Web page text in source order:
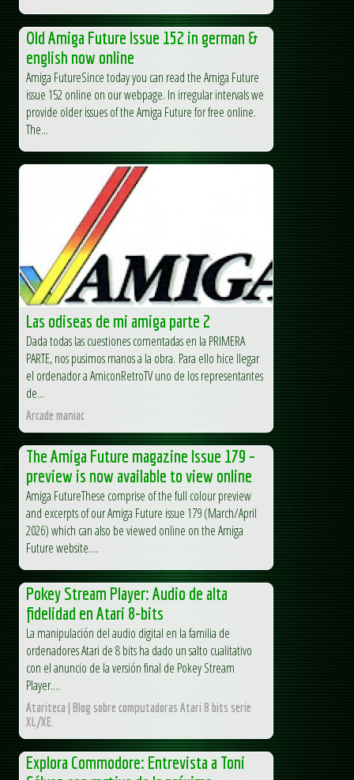
Old Amiga Future Issue 152 in german &
english now online
Amiga FutureSince today you can read the Amiga Future
issue 152 online on our webpage. In irregular intervals we
provide older issues of the Amiga Future for free online.
The...
Las odiseas de mi amiga parte 2
Dada todas las cuestiones comentadas en la PRIMERA
PARTE, nos pusimos manos a la obra. Para ello hice llegar
el ordenador a AmiconRetroTV uno de los representantes
de...
Arcade maniac
The Amiga Future magazine Issue 179 –
preview is now available to view online
Amiga FutureThese comprise of the full colour preview
and excerpts of our Amiga Future issue 179 (March/April
2026) which can also be viewed online on the Amiga
Future website....
Pokey Stream Player: Audio de alta
fidelidad en Atari 8-bits
La manipulación del audio digital en la familia de
ordenadores Atari de 8 bits ha dado un salto cualitativo
con el anuncio de la versión final de Pokey Stream
Player....
Atariteca | Blog sobre computadoras Atari 8 bits serie
XL/XE.
Explora Commodore: Entrevista a Toni